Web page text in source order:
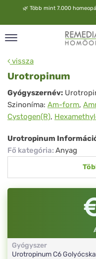
🌿 Több mint 7.000
vissza
Urotropinum
Urotropinum
Gyógyszernév:
Szinoníma: Am-form,
Cystogen(R),
Urotropinum
Fő kategória: Anyag
Gyógyszer
UrotropinumC6Golyócska